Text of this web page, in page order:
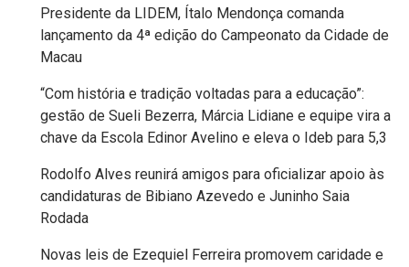
2026
EMANCIPAÇÃO
DE
CARNAUBAIS
EMANCIPAÇÃO
DE
MACAU
Presidente da LIDEM, Ítalo Mendonça comanda
lançamento da 4ª edição do Campeonato da Cidade de
Macau
“Com história e tradição voltadas para a educação”:
gestão de Sueli Bezerra, Márcia Lidiane e equipe vira a
chave da Escola Edinor Avelino e eleva o Ideb para 5,3
Rodolfo Alves reunirá amigos para oficializar apoio às
candidaturas de Bibiano Azevedo e Juninho Saia
Rodada
Novas leis de Ezequiel Ferreira promovem caridade e